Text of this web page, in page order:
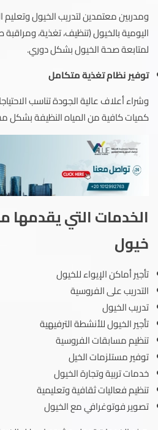
ومدربين معتمدين لتدريب الخيول
اليومية بالخيول (تنظيف، تغذية،
لمتابعة صحة الخيول بشكل دوري.
توفير نظام تغذية متكامل
وشراء أعلاف عالية الجودة تناسب
كميات كافية من المياه النظيفة بشكل
الخدمات التي
خيول
تأجير أماكن الإيواء للخيول
التدريب على الفروسية
تدريب الخيول
تأجير الخيول للأنشطة الترفيهية
تنظيم مسابقات الفروسية
توفير مستلزمات الخيل
خدمات تربية وتجارة الخيول
تنظيم فعاليات ثقافية وتعليمية
تصوير فوتوغرافي مع الخيول